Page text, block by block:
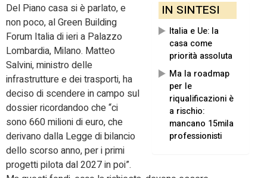
IN SINTESI
Italia e Ue: la
casa come
priorità assoluta
Ma la roadmap
per le
riqualificazioni è
a rischio:
mancano 15mila
professionisti
Del Piano casa si è parlato, e
non poco, al Green Building
Forum Italia di ieri a Palazzo
Lombardia, Milano. Matteo
Salvini, ministro delle
infrastrutture e dei trasporti, ha
deciso di scendere in campo sul
dossier ricordandoo che “ci
sono 660 milioni di euro, che
derivano dalla Legge di bilancio
dello scorso anno, per i primi
progetti pilota dal 2027 in poi”.